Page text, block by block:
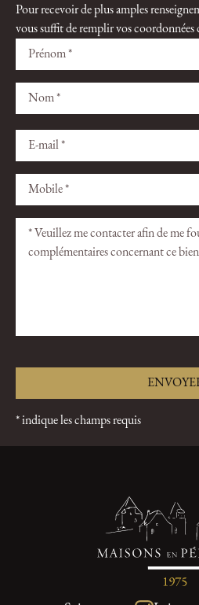
Pour recevoir de plus amples
vous suffit de remplir vos coordonnées
ce
champ
Veuillez
ce
champ
* indique les champs requis